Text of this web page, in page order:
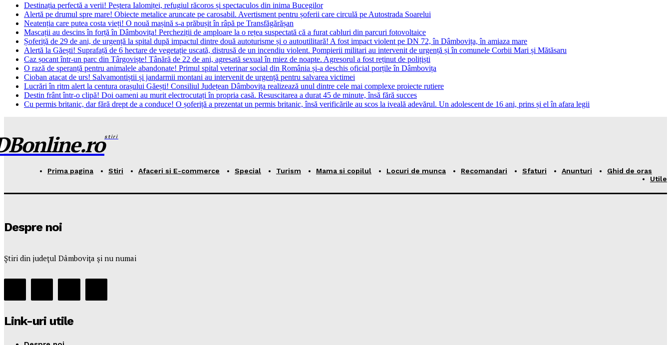
Destinația perfectă a verii! Peștera Ialomiței, refugiul răcoros și spectaculos din inima Bucegilor
Alertă pe drumul spre mare! Obiecte metalice aruncate pe carosabil. Avertisment pentru șoferii care circulă pe Autostrada Soarelui
Neatenția care putea costa vieți! O nouă mașină s-a prăbușit în râpă pe Transfăgărășan
Mascații au descins în forță în Dâmbovița! Percheziții de amploare la o rețea suspectată că a furat cabluri din parcuri fotovoltaice
Șoferiță de 29 de ani, de urgență la spital după impactul dintre două autoturisme și o autoutilitară! A fost impact violent pe DN 72, în Dâmbovița, în amiaza mare
Alertă la Găești! Suprafață de 6 hectare de vegetație uscată, distrusă de un incendiu violent. Pompierii militari au intervenit de urgență și în comunele Corbii Mari și Mătăsaru
Caz șocant într-un parc din Târgoviște! Tânără de 22 de ani, agresată sexual în miez de noapte. Agresorul a fost reținut de polițiști
O rază de speranță pentru animalele abandonate! Primul spital veterinar social din România și-a deschis oficial porțile în Dâmbovița
Cioban atacat de urs! Salvamontiștii și jandarmii montani au intervenit de urgență pentru salvarea victimei
Lucrări în ritm alert la centura orașului Găești! Consiliul Județean Dâmbovița realizează unul dintre cele mai complexe proiecte rutiere
Destin frânt într-o clipă! Doi oameni au murit electrocutați în propria casă. Resuscitarea a durat 45 de minute, însă fără succes
Cu permis britanic, dar fără drept de a conduce! O șoferiță a prezentat un permis britanic, însă verificările au scos la iveală adevărul. Un adolescent de 16 ani, prins și el în afara legii
stiri
Prima pagina Stiri Afaceri si E-commerce Special Turism Mama si copilul Locuri de munca Recomandari Sfaturi Anunturi
Ghid de oras
Utile
Despre noi
Ştiri din judeţul Dâmboviţa şi nu numai
Link-uri utile